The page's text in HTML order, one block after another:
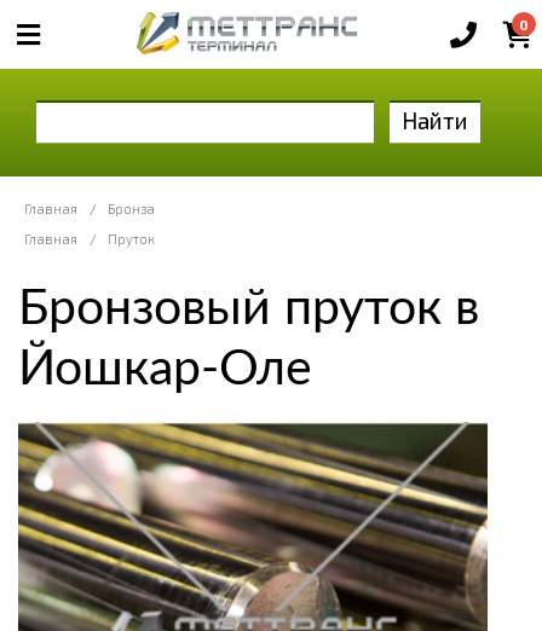
0
Найти
Главная /
Бронза
Главная
/ Пруток
Бронзовый пруток в
Йошкар-Оле